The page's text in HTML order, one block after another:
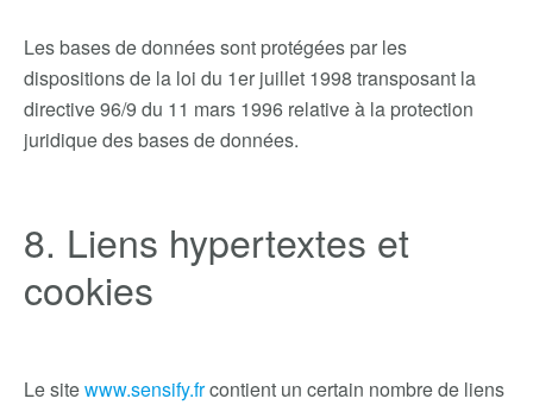
Les bases de données sont protégées par les
dispositions de la loi du 1er juillet 1998 transposant la
directive 96/9 du 11 mars 1996 relative à la protection
juridique des bases de données.
8. Liens hypertextes et
cookies
Le sitewww.sensify.frcontient un certain nombre de liens